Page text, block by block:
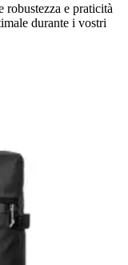
robustezza e praticità
durante i vostri